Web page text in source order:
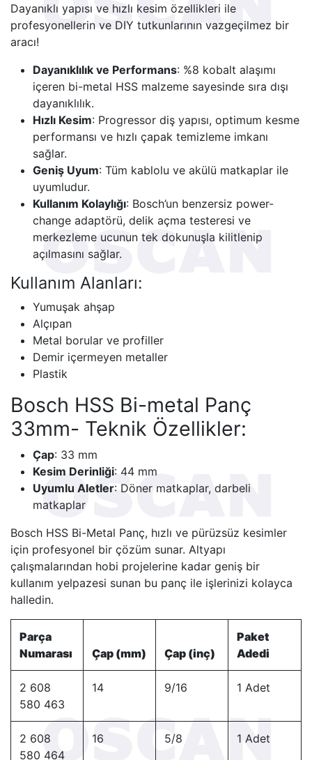
Dayanıklı yapısı ve hızlı kesim özellikleri ile
profesyonellerin ve DIY tutkunlarının vazgeçilmez bir
aracı!
Dayanıklılık ve Performans: %8 kobalt alaşımı
içeren bi-metal HSS malzeme sayesinde sıra dışı
dayanıklılık.
Hızlı Kesim: Progressor diş yapısı, optimum kesme
performansı ve hızlı çapak temizleme imkanı
sağlar.
Geniş Uyum: Tüm kablolu ve akülü matkaplar ile
uyumludur.
Kullanım Kolaylığı: Bosch’un benzersiz power-
change adaptörü, delik açma testeresi ve
merkezleme ucunun tek dokunuşla kilitlenip
açılmasını sağlar.
Kullanım Alanları:
Yumuşak ahşap
Alçıpan
Metal borular ve profiller
Demir içermeyen metaller
Plastik
Bosch HSS Bi-metal Panç
33mm- Teknik Özellikler:
Çap: 33 mm
Kesim Derinliği: 44 mm
Uyumlu Aletler: Döner matkaplar, darbeli
matkaplar
Bosch HSS Bi-Metal Panç, hızlı ve pürüzsüz kesimler
için profesyonel bir çözüm sunar. Altyapı
çalışmalarından hobi projelerine kadar geniş bir
kullanım yelpazesi sunan bu panç ile işlerinizi kolayca
halledin.
Parça
Numarası
Çap (mm) Çap (inç)
Paket
Adedi
2 608
580 463
14 9/16 1 Adet
2 608
580 464
16 5/8 1 Adet